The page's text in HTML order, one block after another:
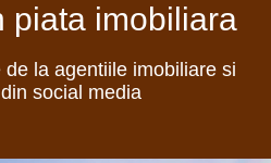
piata imobiliara
la agentiile imobiliare si
social media